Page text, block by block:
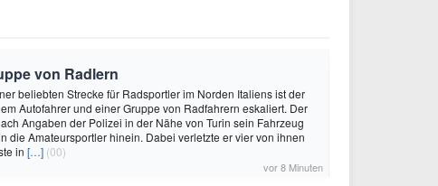
von Radlern
beliebten Strecke für Radsportler im Norden Italiens ist der
Autofahrer und einer Gruppe von Radfahrern eskaliert. Der
Angaben der Polizei in der Nähe von Turin sein Fahrzeug
die Amateursportler hinein. Dabei verletzte er vier von ihnen
in […] (00)
vor 8 Minuten